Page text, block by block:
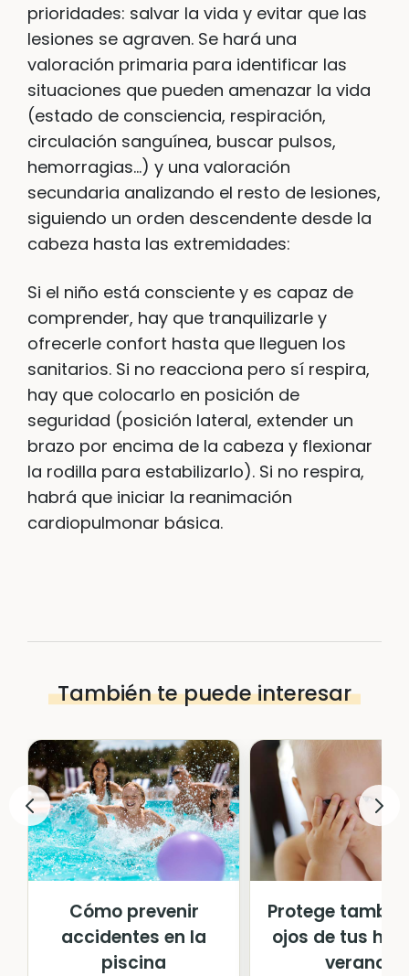
prioridades: salvar la vida y evitar que las
lesiones se agraven. Se hará una
valoración primaria para identificar las
situaciones que pueden amenazar la vida
(estado de consciencia, respiración,
circulación sanguínea, buscar pulsos,
hemorragias…) y una valoración
secundaria analizando el resto de lesiones,
siguiendo un orden descendente desde la
cabeza hasta las extremidades:
Si el niño está consciente y es capaz de
comprender, hay que tranquilizarle y
ofrecerle confort hasta que lleguen los
sanitarios. Si no reacciona pero sí respira,
hay que colocarlo en posición de
seguridad (posición lateral, extender un
brazo por encima de la cabeza y flexionar
la rodilla para estabilizarlo). Si no respira,
habrá que iniciar la reanimación
cardiopulmonar básica.
También te puede interesar
Cómo prevenir
accidentes en la
piscina
Protege
ojos de tus
verano